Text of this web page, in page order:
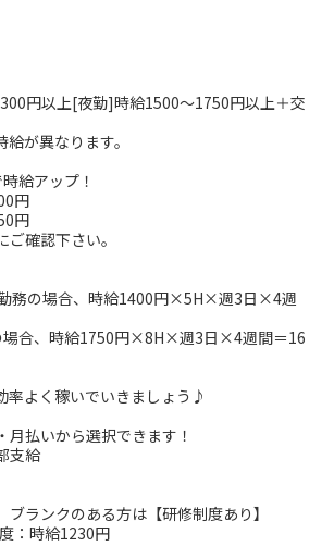
円以上[夜勤]時給1500～1750円以上＋交
が異なります。
給アップ！
円
円
確認下さい。
務の場合、時給1400円×5H×週3日×4週
場合、時給1750円×8H×週3日×4週間＝16
率よく稼いでいきましょう♪
月払いから選択できます！
支給
ランクのある方は【研修制度あり】
：時給1230円